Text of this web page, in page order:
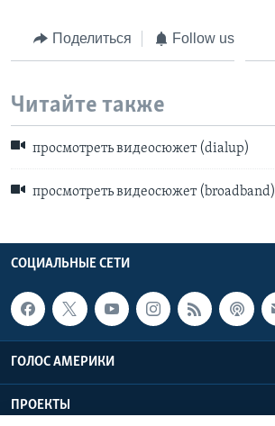
Поделиться Follow us
Читайте также
просмотреть видеосюжет (dialup)
просмотреть видеосюжет (broadband)
СОЦИАЛЬНЫЕ СЕТИ
ГОЛОС АМЕРИКИ
ПРОЕКТЫ